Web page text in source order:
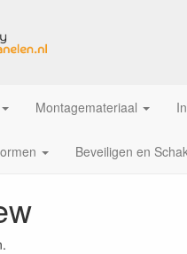
Montagemateriaal
Beveiligen en